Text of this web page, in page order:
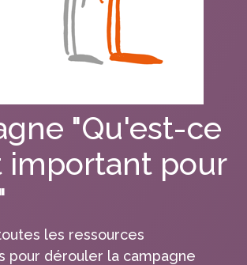
"Qu'est-ce
important pour
les ressources
pour dérouler la campagne